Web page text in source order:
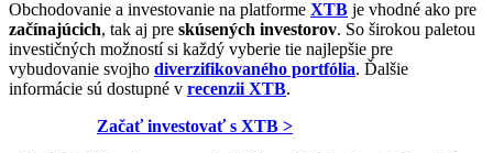
Obchodovanie a investovanie na platforme XTB je vhodné ako pre
začínajúcich, tak aj pre skúsených investorov. So širokou paletou
investičných možností si každý vyberie tie najlepšie pre
vybudovanie svojho diverzifikovaného portfólia. Ďalšie
informácie sú dostupné v recenzii XTB.
Začať investovať s XTB >